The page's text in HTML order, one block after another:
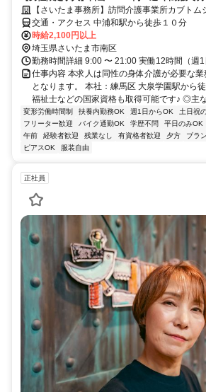
【さいたま事務所】訪問介護事業所カブトム
交通・アクセス 中浦和駅から徒歩１０分
時給2,100円以上
埼玉県さいたま市南区
勤務時間詳細 9:00 〜 21:00 実働12時間（週1
仕事内容 本求人は同性の身体介護が必要な
となります。 本社：練馬区 大泉学園駅から
福祉士などの国家資格も取得可能です♪ ◎主
変形労働時間制 扶養内勤務OK 週1日からOK 土日祝
フリーター歓迎
バイク通勤OK 学歴不問 平日のみOK
午前
経験者歓迎 残業なし 有資格者歓迎 夕方 ブラ
ピアスOK
服装自由
正社員